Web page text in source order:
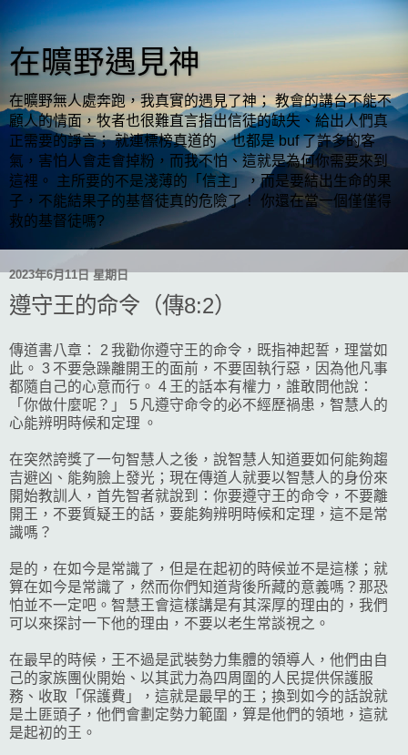
在曠野遇見神
在曠野無人處奔跑，我真實的遇見了神； 教會的講台不能不
顧人的情面，牧者也很難直言指出信徒的缺失、給出人們真
正需要的諍言； 就連標榜真道的、也都是 buf 了許多的客
氣，害怕人會走會掉粉，而我不怕、這就是為何你需要來到
這裡。 主所要的不是淺薄的「信主」，而是要結出生命的果
子，不能結果子的基督徒真的危險了！ 你還在當一個僅僅得
救的基督徒嗎?
2023年6月11日 星期日
遵守王的命令（傳8:2）
傳道書八章： 2 我勸你遵守王的命令，既指神起誓，理當如
此。 3 不要急躁離開王的面前，不要固執行惡，因為他凡事
都隨自己的心意而行。 4 王的話本有權力，誰敢問他說：
「你做什麼呢？」 5 凡遵守命令的必不經歷禍患，智慧人的
心能辨明時候和定理 。
在突然誇獎了一句智慧人之後，說智慧人知道要如何能夠趨
吉避凶、能夠臉上發光；現在傳道人就要以智慧人的身份來
開始教訓人，首先智者就說到：你要遵守王的命令，不要離
開王，不要質疑王的話，要能夠辨明時候和定理，這不是常
識嗎？
是的，在如今是常識了，但是在起初的時候並不是這樣；就
算在如今是常識了，然而你們知道背後所藏的意義嗎？那恐
怕並不一定吧。智慧王會這樣講是有其深厚的理由的，我們
可以來探討一下他的理由，不要以老生常談視之。
在最早的時候，王不過是武裝勢力集體的領導人，他們由自
己的家族團伙開始、以其武力為四周圍的人民提供保護服
務、收取「保護費」，這就是最早的王；換到如今的話說就
是土匪頭子，他們會劃定勢力範圍，算是他們的領地，這就
是起初的王。